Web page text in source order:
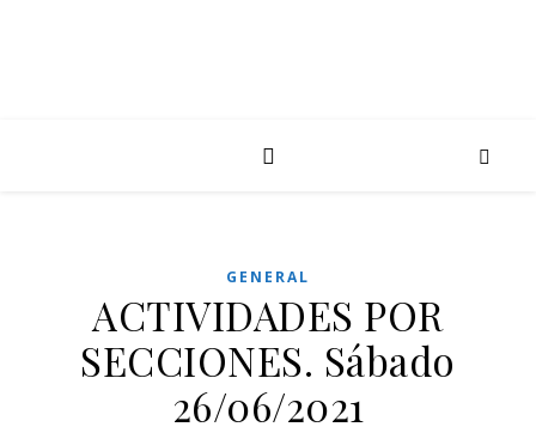
GENERAL
ACTIVIDADES POR
SECCIONES. Sábado
26/06/2021